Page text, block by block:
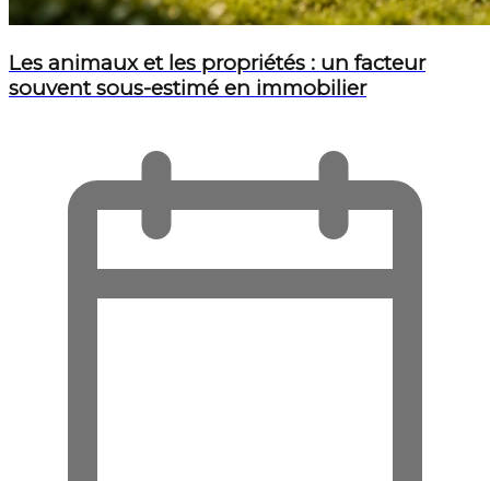
Les animaux et les propriétés : un facteur
souvent sous-estimé en immobilier